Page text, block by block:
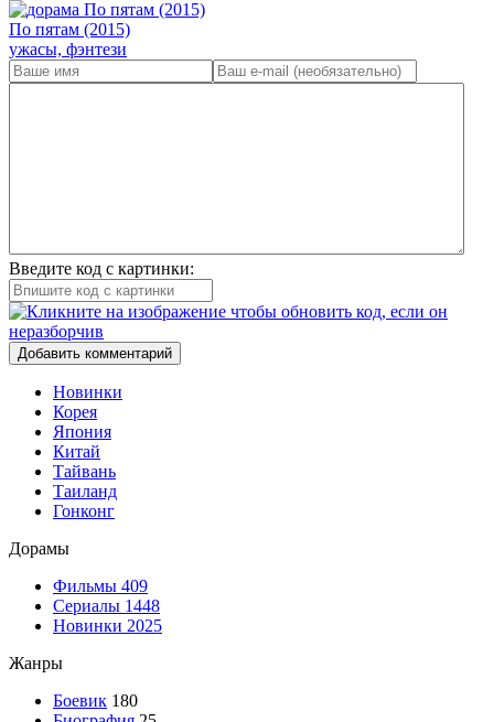
По пятам (2015)
ужасы, фэнтези
Введите код с картинки:
Добавить комментарий
Новинки
Корея
Япония
Китай
Тайвань
Таиланд
Гонконг
Дорамы
Фильмы 409
Сериалы 1448
Новинки 2025
Жанры
Боевик 180